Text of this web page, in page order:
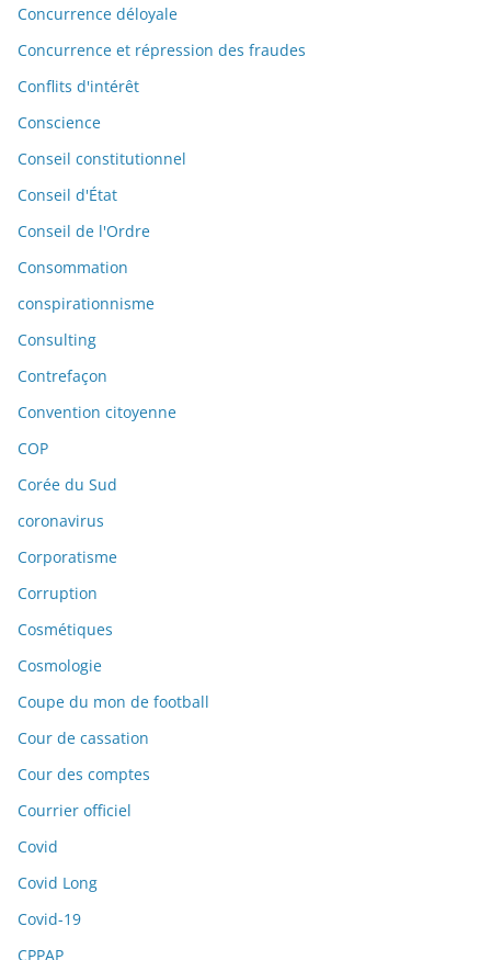
Concurrence déloyale
Concurrence et répression des fraudes
Conflits d'intérêt
Conscience
Conseil constitutionnel
Conseil d'État
Conseil de l'Ordre
Consommation
conspirationnisme
Consulting
Contrefaçon
Convention citoyenne
COP
Corée du Sud
coronavirus
Corporatisme
Corruption
Cosmétiques
Cosmologie
Coupe du mon de football
Cour de cassation
Cour des comptes
Courrier officiel
Covid
Covid Long
Covid-19
CPPAP